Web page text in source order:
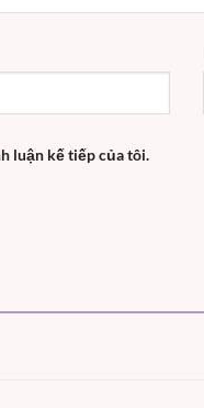
luận kế tiếp của tôi.